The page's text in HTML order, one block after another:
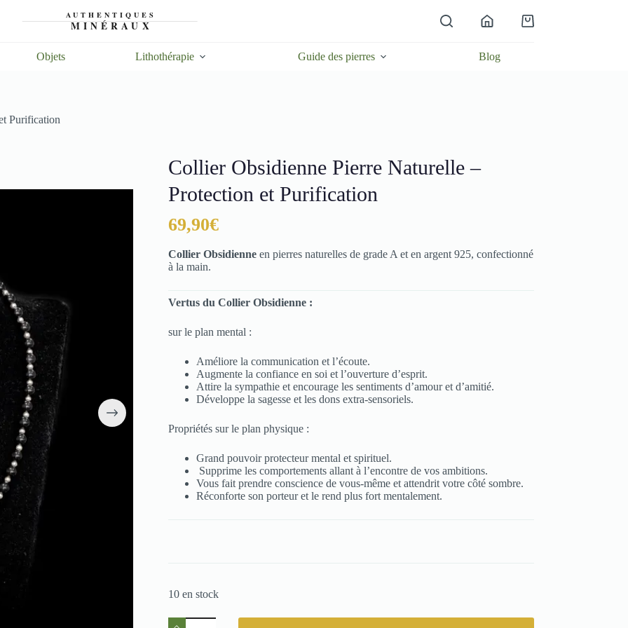
Panier
Objets
Lithothérapie Guide des pierres Blog
Purification
Collier Obsidienne Pierre Naturelle –
Protection et Purification
69,90€
Collier Obsidienne en pierres naturelles de grade A et en argent 925, confectionné
à la main.
Vertus du Collier Obsidienne :
sur le plan mental :
Améliore la communication et l’écoute.
Augmente la confiance en soi et l’ouverture d’esprit.
Attire la sympathie et encourage les sentiments d’amour et d’amitié.
Développe la sagesse et les dons extra-sensoriels.
Propriétés sur le plan physique :
Grand pouvoir protecteur mental et spirituel.
Supprime les comportements allant à l’encontre de vos ambitions.
Vous fait prendre conscience de vous-même et attendrit votre côté sombre.
Réconforte son porteur et le rend plus fort mentalement.
10 en stock
quantité